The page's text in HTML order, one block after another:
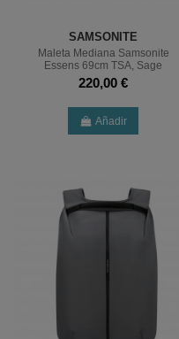
SAMSONITE
Maleta Mediana Samsonite
Essens 69cm TSA, Sage
220,00 €
Añadir